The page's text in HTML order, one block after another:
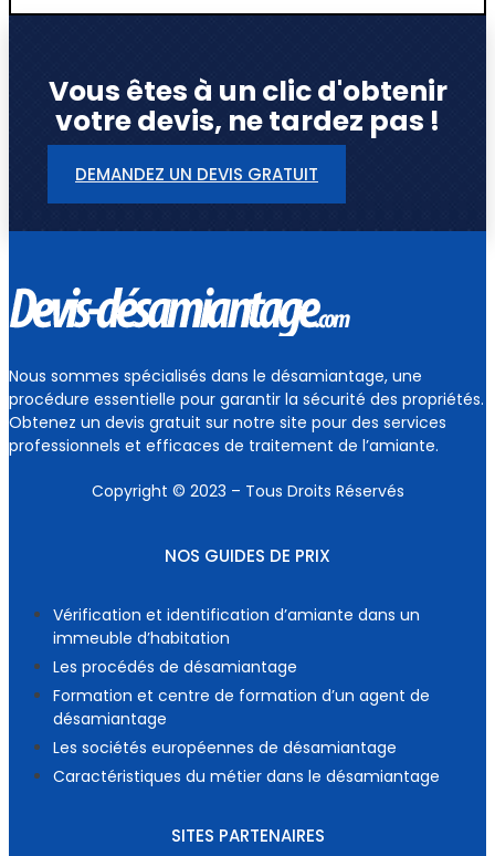
Vous êtes à un clic d'obtenir
votre devis, ne tardez pas !
DEMANDEZ UN DEVIS GRATUIT
Nous sommes spécialisés dans le désamiantage, une
procédure essentielle pour garantir la sécurité des propriétés.
Obtenez un devis gratuit sur notre site pour des services
professionnels et efficaces de traitement de l’amiante.
Copyright © 2023 – Tous Droits Réservés
NOS GUIDES DE PRIX
Vérification et identification d’amiante dans un
immeuble d’habitation
Les procédés de désamiantage
Formation et centre de formation d’un agent de
désamiantage
Les sociétés européennes de désamiantage
Caractéristiques du métier dans le désamiantage
SITES PARTENAIRES